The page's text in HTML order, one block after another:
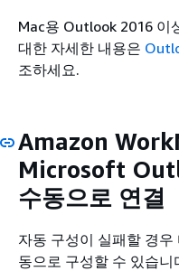
Mac용 Outlook 2016 이
대한 자세한 내용은
조하세요.
Amazon
Microsoft
수동으로 연결
자동 구성이 실패할 경
동으로 구성할 수 있습니